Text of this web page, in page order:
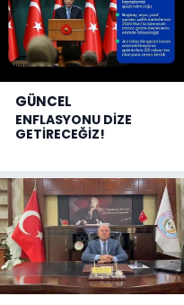
GÜNCEL
ENFLASYONU DİZE
GETİRECEĞİZ!